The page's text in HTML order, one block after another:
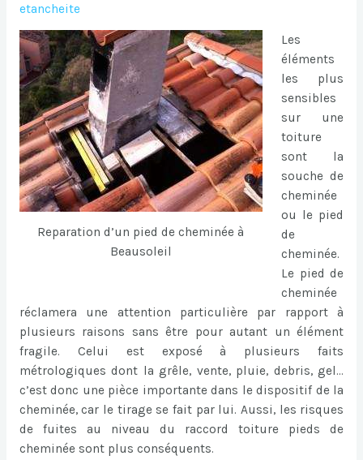
etancheite
Reparation d’un pied de cheminée à
Beausoleil
Les
éléments
les plus
sensibles
sur une
toiture
sont la
souche de
cheminée
ou le pied
de
cheminée.
Le pied de
cheminée
réclamera une attention particulière par rapport à
plusieurs raisons sans être pour autant un élément
fragile. Celui est exposé à plusieurs faits
métrologiques dont la grêle, vente, pluie, debris, gel…
c’est donc une pièce importante dans le dispositif de la
cheminée, car le tirage se fait par lui. Aussi, les risques
de fuites au niveau du raccord toiture pieds de
cheminée sont plus conséquents.